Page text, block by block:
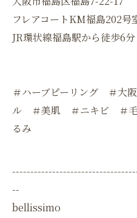
フレアコートKM福島202号
JR環状線福島駅から徒歩6分
＃ハーブピーリング ＃大
ル ＃美肌 ＃ニキビ ＃
るみ
--
bellissimo